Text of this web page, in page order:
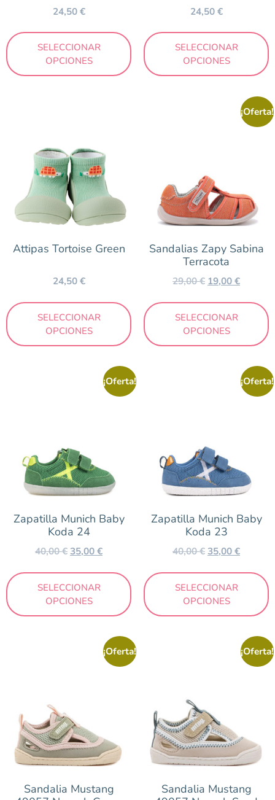
24,50€
SELECCIONAR
OPCIONES
24,50€
SELECCIONAR
OPCIONES
Attipas Tortoise Green
24,50€
SELECCIONAR
OPCIONES
¡Oferta!
Sandalias Zapy Sabina
Terracota
29,00€ 19,00€
SELECCIONAR
OPCIONES
¡Oferta!
Zapatilla Munich Baby
Koda 24
40,00€35,00€
SELECCIONAR
OPCIONES
¡Oferta!
Zapatilla Munich Baby
Koda 23
40,00€35,00€
SELECCIONAR
OPCIONES
¡Oferta!
Sandalia Mustang
¡Oferta!
Sandalia Mustang